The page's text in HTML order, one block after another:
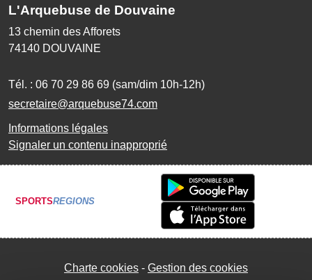
L'Arquebuse de Douvaine
13 chemin des Afforets
74140 DOUVAINE
Tél. : 06 70 29 86 69 (sam/dim 10h-12h)
secretaire@arquebuse74.com
Informations légales
Signaler un contenu inapproprié
SPORTSREGIONS
Charte cookies Gestion des cookies